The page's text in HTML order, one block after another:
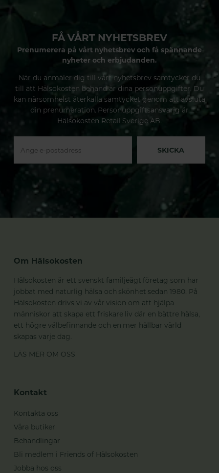
FÅ VÅRT NYHETSBREV
Prenumerera på vårt nyhetsbrev och få spännande
nyheter och erbjudanden.
När du anmäler dig till vårt nyhetsbrev samtycker du
till att Hälsokosten behandlar dina personuppgifter. Du
kan närsomhelst återkalla samtycket genom att avsluta
din prenumeration. Personuppgiftsansvarig är
Hälsokosten Retail Sverige AB.
SKICKA
Om Hälsokosten
Hälsokosten är ett svenskt familjeägt företag som har
jobbat med naturlig hälsa och skönhet sedan 1980. På
Hälsokosten drivs vi av vår vision om att hjälpa
människor att skapa ett friskare liv där en bättre hälsa,
ett högre välbefinnande och en mer hållbar värld
skapas varje dag.
LÄS MER OM OSS
Kontakt
Kontakta oss
Våra butiker
Behandlingar
Bli medlem i Friends of Hälsokosten
Jobba hos oss